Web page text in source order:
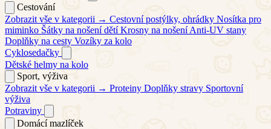
Cestování
Zobrazit vše v kategorii → Cestovní postýlky, ohrádky Nosítka pro
miminko Šátky na nošení dětí Krosny na nošení Anti-UV stany
Doplňky na cesty Vozíky za kolo
Cyklosedačky
Dětské helmy na kolo
Sport, výživa
Zobrazit vše v kategorii → Proteiny Doplňky stravy Sportovní
výživa
Potraviny
Domácí mazlíček